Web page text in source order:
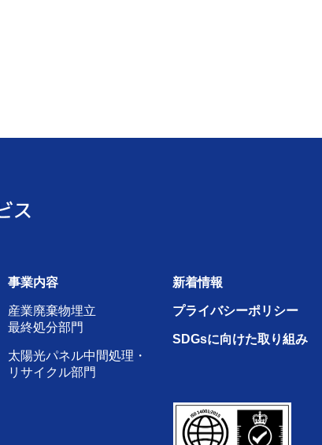
事業内容
産業廃棄物埋立
最終処分部門
太陽光パネル中間処理・
リサイクル部門
新着情報
プライバシーポリシー
SDGsに向けた取り組み